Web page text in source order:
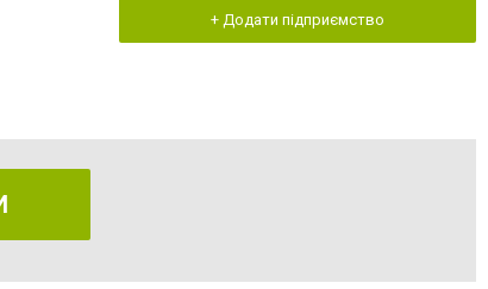
+ Додати підприємство